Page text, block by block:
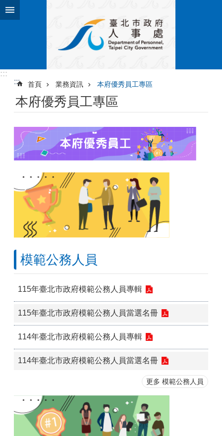
跳到主要內容區塊
:::
:::
首頁 業務資訊 本府優秀員工專區
本府優秀員工專區
模範公務人員
115年臺北市政府模範公務人員專輯
115年臺北市政府模範公務人員當選名冊
114年臺北市政府模範公務人員專輯
114年臺北市政府模範公務人員當選名冊
更多 模範公務人員